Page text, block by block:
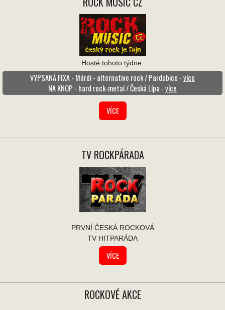
Hosté tohoto týdne:
VYPSANÁ FIXA - Márdi - alternative rock / Pardubice -více
NA KNOP - hard rock-metal / Česká Lípa -více
VÍCE
TV ROCKPÁRADA
PRVNÍ ČESKÁ ROCKOVÁ
TV HITPARÁDA
VÍCE
ROCKOVÉ AKCE